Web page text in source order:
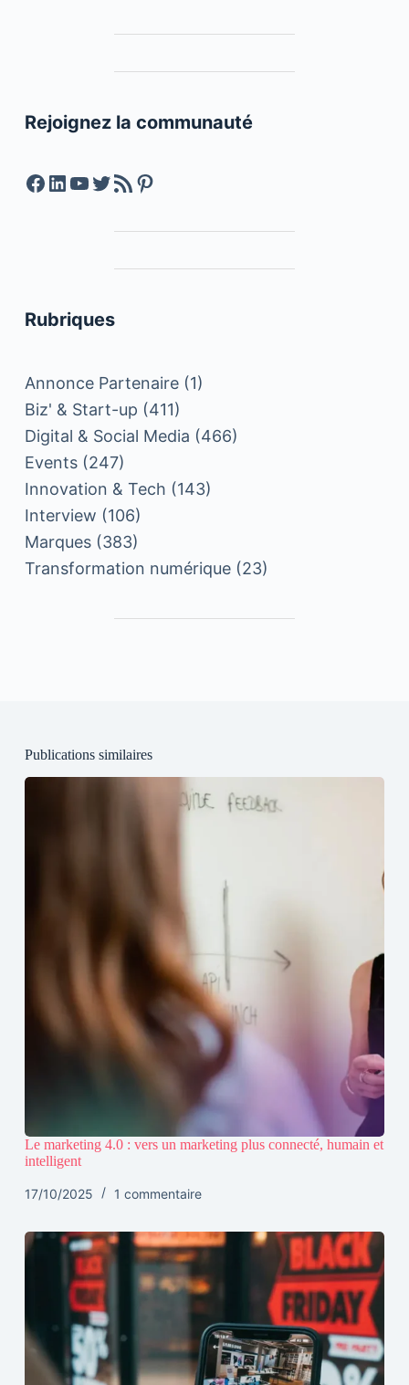
Rejoignez la communauté
Facebook
LinkedIn
YouTube
Twitter
Feed RSSPinterest
Rubriques
Annonce Partenaire(1)
Biz' & Start-up (411)
Digital & Social Media (466)
Events(247)
Innovation & Tech (143)
Interview (106)
Marques(383)
Transformation numérique(23)
Publications similaires
Le marketing 4.0 : vers un marketing plus connecté, humain et
intelligent
17/10/2025 1 commentaire